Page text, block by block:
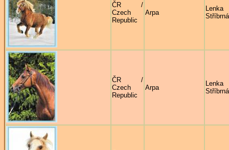
ČR /
Czech
Republic
Arpa
Lenka
Stříbrná
ČR /
Czech
Republic
Arpa
Lenka
Stříbrná